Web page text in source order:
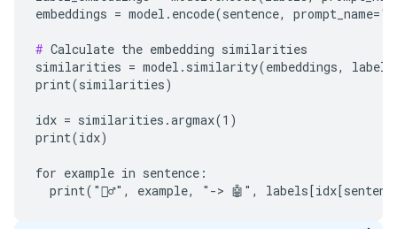
embeddings = model.encode(sentence,
# Calculate the embedding similarities
similarities = model.similarity(embeddings,
print(similarities)
idx = similarities.argmax(1)
print(idx)
for example in sentence: